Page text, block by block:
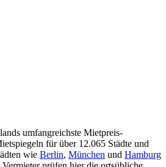
umfangreichste Mietpreis-
für über 12.065 Städte und
wie Berlin, München und Hamburg